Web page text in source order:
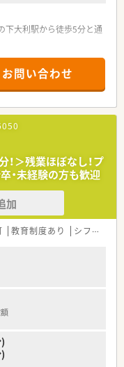
ともにリフレッシュで
を導入しており、薬剤師
念できる体制を整えてい
大利駅から徒歩5分と通
体制で協力しながら業
であり即戦力となる経
ながら業務に取り組め
きに行動できる主体性
展開を行っており無理
働くスタッフの気持ち
交流イベントも活発に
お問い合わせ
！＞残業ほぼなし！プ
・未経験の方も歓迎
加
教育制度あり シフト制